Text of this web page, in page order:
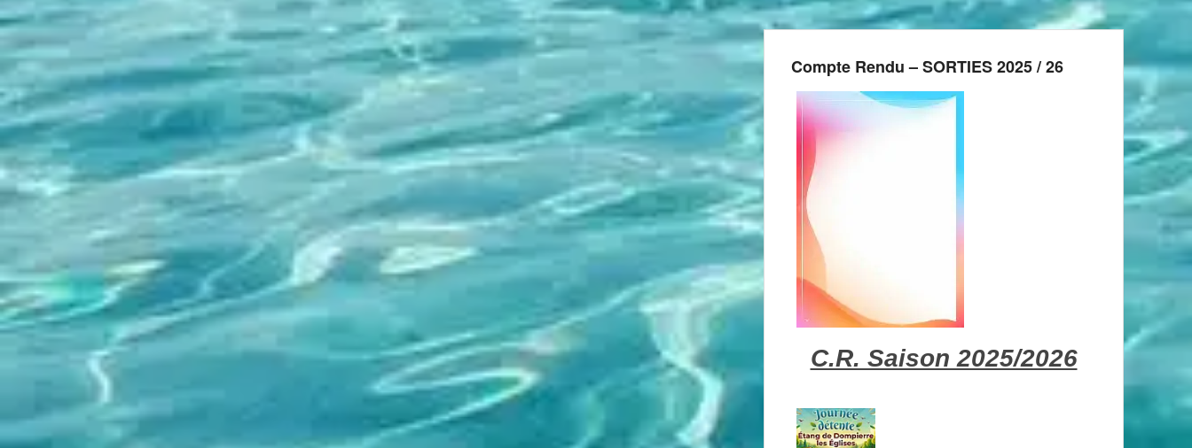
Compte Rendu – SORTIES 2025 / 26
C.R. Saison 2025/2026